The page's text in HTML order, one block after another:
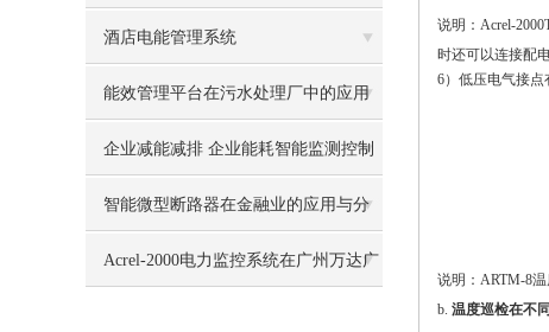
补偿变化的谐波和无功功率
酒店电能管理系统
能效管理平台在污水处理厂中的应用
企业减能减排 企业能耗智能监测控制
系统
智能微型断路器在金融业的应用与分
析
Acrel-2000电力监控系统在广州万达广
说明： Acrel-
时还可以连接配
6）低压电气接
说明：ARTM-8
b. 温度巡检在不